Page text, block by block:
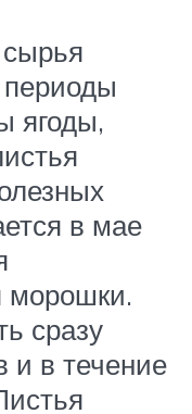
сырья
ягоды,
в мае
морошки.
сразу
и в течение